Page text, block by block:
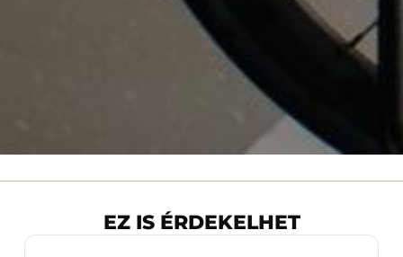
EZ IS ÉRDEKELHET